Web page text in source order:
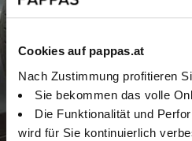
Cookies auf pappas.at
Nach Zustimmung profitieren
Sie bekommen das volle
Die Funktionalität und
wird für Sie kontinuierlich